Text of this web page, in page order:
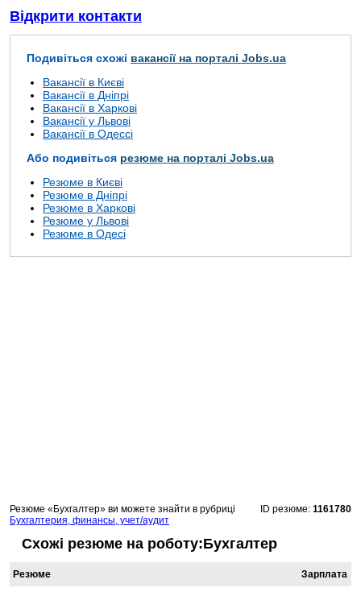
Відкрити контакти
Подивіться схожі вакансії на порталі Jobs.ua
Вакансії в Києві
Вакансії в Дніпрі
Вакансії в Харкові
Вакансії у Львові
Вакансії в Одессі
Або подивіться резюме на порталі Jobs.ua
Резюме в Києві
Резюме в Дніпрі
Резюме в Харкові
Резюме у Львові
Резюме в Одесі
Резюме «Бухгалтер» ви можете знайти в рубриці
Бухгалтерия, финансы, учет/аудит
ID резюме: 1161780
Схожі резюме на роботу:Бухгалтер
Резюме Зарплата